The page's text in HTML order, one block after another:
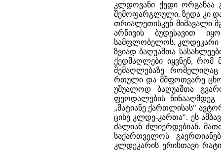
კლდოვანი ქედი ორგანაა
შემოფარგლული. ზედა კი
თრიალეთისკენ მიმავალი
არწივის ბუდესავით
სამფლობელოს. კლდეკარი
ზვიად ბაღუაშთა
ქედმაღლები იყვნენ, რომ
შემაღლებაზე
რთული და მშფოთვარე
უშუალოდ ბაღუაშთა
ფეოდალების წინააღმდეგ
„მატიანე ქართლისას"
ციხე კლდე-კართა". ეს
ძალიან ძლიერდებიან.
საქართველოს
კლდეკარის ერისთავი